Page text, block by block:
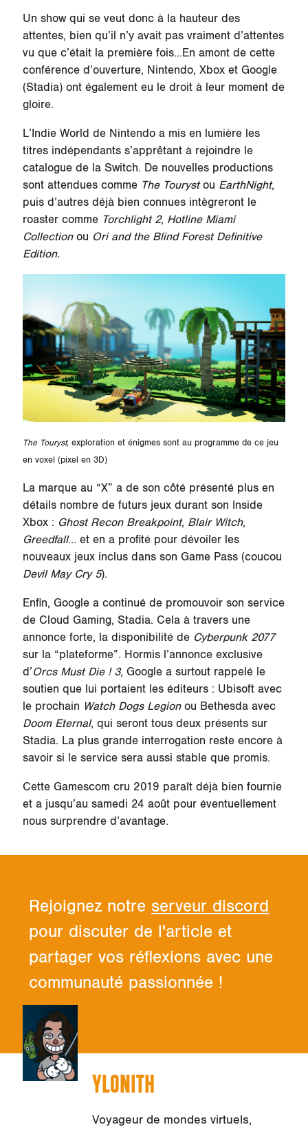
Un show qui se veut donc à la hauteur des
attentes, bien qu’il n’y avait pas vraiment d’attentes
vu que c’était la première fois…En amont de cette
conférence d’ouverture, Nintendo, Xbox et Google
(Stadia) ont également eu le droit à leur moment de
gloire.
L’Indie World de Nintendo a mis en lumière les
titres indépendants s’apprêtant à rejoindre le
catalogue de la Switch. De nouvelles productions
sont attendues commeThe Tourystou EarthNight,
puis d’autres déjà bien connues intègreront le
roaster comme Torchlight 2, Hotline Miami
Collectionou Ori and the Blind Forest Definitive
Edition.
The Touryst, exploration et énigmes sont au programme de ce jeu
en voxel (pixel en 3D)
La marque au “X” a de son côté présenté plus en
détails nombre de futurs jeux durant son Inside
Xbox : Ghost Recon Breakpoint, Blair Witch,
Greedfall… et en a profité pour dévoiler les
nouveaux jeux inclus dans son Game Pass (coucou
Devil May Cry 5).
Enfin, Google a continué de promouvoir son service
de Cloud Gaming, Stadia. Cela à travers une
annonce forte, la disponibilité de Cyberpunk 2077
sur la “plateforme”. Hormis l’annonce exclusive
d’Orcs Must Die ! 3, Google a surtout rappelé le
soutien que lui portaient les éditeurs : Ubisoft avec
le prochain Watch Dogs Legionou Bethesda avec
Doom Eternal, qui seront tous deux présents sur
Stadia. La plus grande interrogation reste encore à
savoir si le service sera aussi stable que promis.
Cette Gamescom cru 2019 paraît déjà bien fournie
et a jusqu’au samedi 24 août pour éventuellement
nous surprendre d’avantage.
Rejoignez notre serveur discord
pour discuter de l'article et
partager vos réflexions avec une
communauté passionnée !
YLONITH
Voyageur de mondes virtuels,